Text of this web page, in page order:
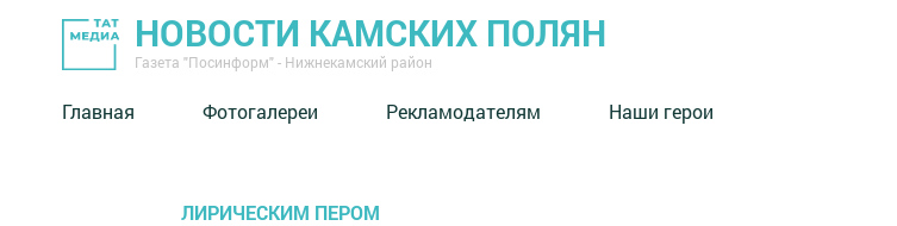
НОВОСТИ КАМСКИХ ПОЛЯН
Газета "Посинформ" - Нижнекамский район
Главная Фотогалереи Рекламодателям Наши герои
ЛИРИЧЕСКИМ ПЕРОМ